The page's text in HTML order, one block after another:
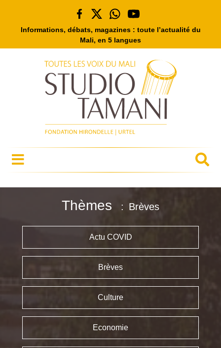
Informations, débats, magazines : toute l’actualité du
Mali, en 5 langues
Thèmes Brèves
Actu COVID
Brèves
Culture
Economie